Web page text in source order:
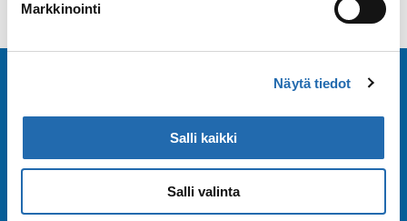
Markkinointi
Näytä tiedot
Salli kaikki
Salli valinta
Tilaa uutiskirje
Tilaa Risteilykeskuksen uutiskirje sähköpostiisi.
Saat samalla ensimmäisten joukossa tiedot eri
varustamoiden tarjouksista ja kampanjaeduista.